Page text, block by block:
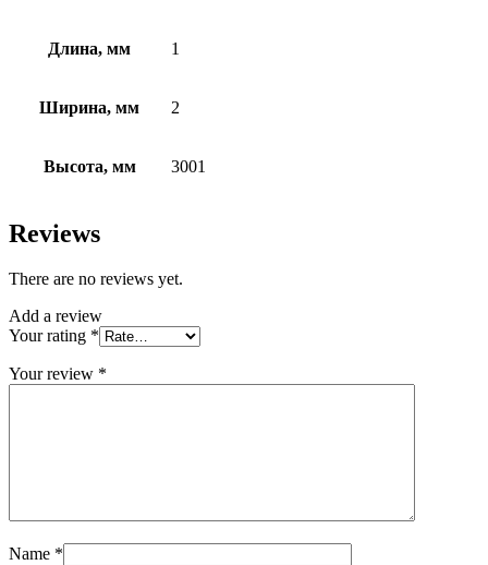
Длина, мм 1
Ширина, мм 2
Высота, мм 3001
Reviews
There are no reviews yet.
Add a review
Your rating *
Your review *
Name *